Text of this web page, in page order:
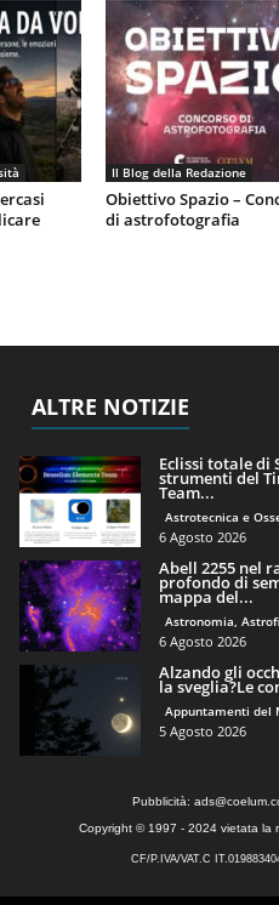
Il Blog della Redazione
Obiettivo Spazio –
di astrofotografia
ALTRE NOTIZIE
Eclissi totale di
strumenti del
Team...
Astrotecnica e
6 Agosto 2026
Abell 2255 nel
profondo di
mappa del...
Astronomia,
6 Agosto 2026
Alzando gli
la sveglia?Le
Appuntamenti del
5 Agosto 2026
Pubblicità:
Copyright © 1997 - 2024 vietata la
CF/P.IVA/VAT.C